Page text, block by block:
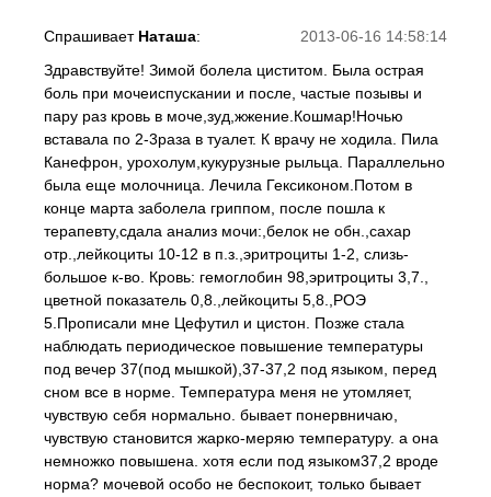
2013-06-16 14:58:14
Спрашивает Наташа:
Здравствуйте! Зимой болела циститом. Была острая
боль при мочеиспускании и после, частые позывы и
пару раз кровь в моче,зуд,жжение.Кошмар!Ночью
вставала по 2-3раза в туалет. К врачу не ходила. Пила
Канефрон, урохолум,кукурузные рыльца. Параллельно
была еще молочница. Лечила Гексиконом.Потом в
конце марта заболела гриппом, после пошла к
терапевту,сдала анализ мочи:,белок не обн.,сахар
отр.,лейкоциты 10-12 в п.з.,эритроциты 1-2, слизь-
большое к-во. Кровь: гемоглобин 98,эритроциты 3,7.,
цветной показатель 0,8.,лейкоциты 5,8.,РОЭ
5.Прописали мне Цефутил и цистон. Позже стала
наблюдать периодическое повышение температуры
под вечер 37(под мышкой),37-37,2 под языком, перед
сном все в норме. Температура меня не утомляет,
чувствую себя нормально. бывает понервничаю,
чувствую становится жарко-меряю температуру. а она
немножко повышена. хотя если под языком37,2 вроде
норма? мочевой особо не беспокоит, только бывает